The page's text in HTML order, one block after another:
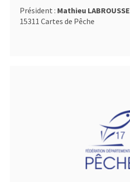
Président : Mathieu LABROUSSE
15311 Cartes de Pêche